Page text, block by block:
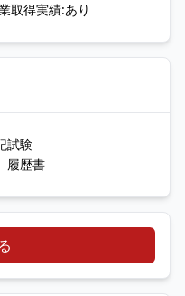
取得実績:あり
試験
履歴書